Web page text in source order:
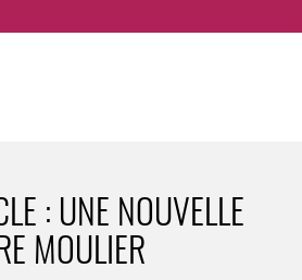
: UNE NOUVELLE
MOULIER